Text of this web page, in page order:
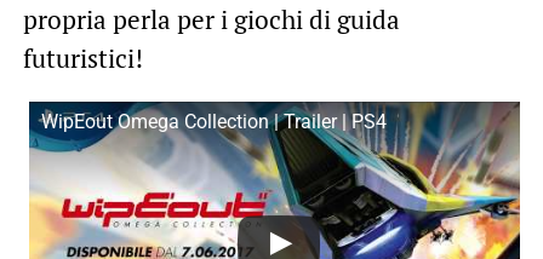
propria perla per i giochi di guida
futuristici!
WipEout Omega Collection | Trailer | PS4